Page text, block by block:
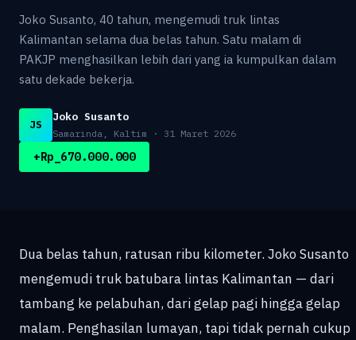
Joko Susanto, 40 tahun, mengemudi truk lintas
Kalimantan selama dua belas tahun. Satu malam di
PAKJP menghasilkan lebih dari yang ia kumpulkan dalam
satu dekade bekerja.
JS
Joko Susanto
Samarinda, Kaltim · 31 Maret 2026
+Rp_670.000.000
Dua belas tahun, ratusan ribu kilometer. Joko Susanto
mengemudi truk batubara lintas Kalimantan — dari
tambang ke pelabuhan, dari gelap pagi hingga gelap
malam. Penghasilan lumayan, tapi tidak pernah cukup